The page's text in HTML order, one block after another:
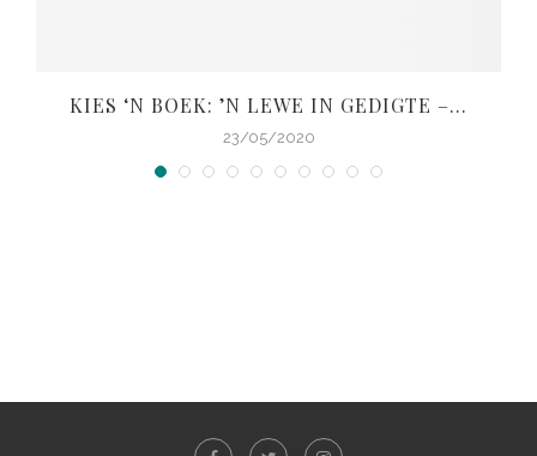
KIES ‘N BOEK: ’N LEWE IN GEDIGTE –...
23/05/2020